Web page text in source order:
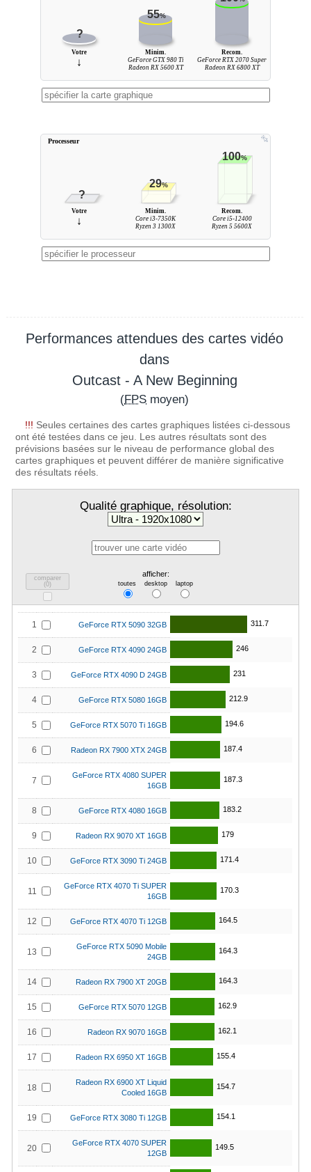
?
55%
Votre
↓
Minim.
GeForce GTX 980 Ti
Radeon RX 5600 XT
Recom.
GeForce RTX 2070 Super
Radeon RX 6800 XT
?
29%
100%
Votre
↓
Minim.
Core i3-7350K
Ryzen 3 1300X
Recom.
Core i5-12400
Ryzen 5 5600X
Processeur
Performances attendues des cartes vidéo
dans
Outcast - A New Beginning
(FPS moyen)
!!! Seules certaines des cartes graphiques listées ci-dessous
ont été testées dans ce jeu. Les autres résultats sont des
prévisions basées sur le niveau de performance global des
cartes graphiques et peuvent différer de manière significative
des résultats réels.
Qualité graphique, résolution:
comparer
(0)
afficher:
toutes desktop laptop
1 GeForce RTX 5090 32GB 311.7
2 GeForce RTX 4090 24GB 246
3 GeForce RTX 4090 D 24GB 231
4 GeForce RTX 5080 16GB 212.9
5 GeForce RTX 5070 Ti 16GB 194.6
6 Radeon RX 7900 XTX 24GB 187.4
7
GeForce RTX 4080 SUPER
16GB
187.3
8 GeForce RTX 4080 16GB 183.2
9 Radeon RX 9070 XT 16GB 179
10 GeForce RTX 3090 Ti 24GB 171.4
11
GeForce RTX 4070 Ti SUPER
16GB
170.3
12 GeForce RTX 4070 Ti 12GB 164.5
13
GeForce RTX 5090 Mobile
24GB
164.3
14 Radeon RX 7900 XT 20GB 164.3
15 GeForce RTX 5070 12GB 162.9
16 Radeon RX 9070 16GB 162.1
17 Radeon RX 6950 XT 16GB 155.4
18
Radeon RX 6900 XT Liquid
Cooled 16GB
154.7
19 GeForce RTX 3080 Ti 12GB 154.1
20
GeForce RTX 4070 SUPER
12GB
149.5